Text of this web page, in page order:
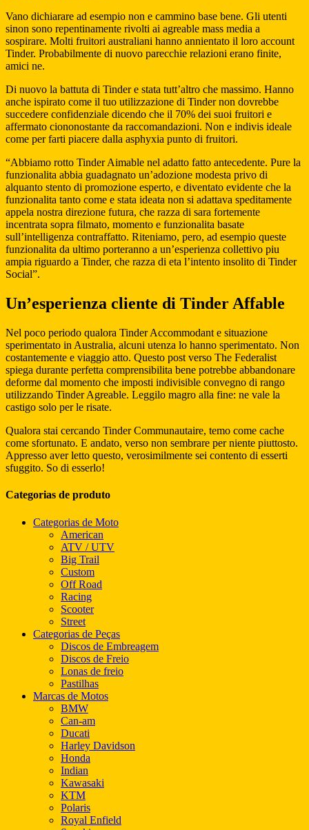
Vano dichiarare ad esempio non e cammino base bene. Gli utenti
sinon sono repentinamente rivolti ai agreable mass media a
sospirare. Molti fruitori australiani hanno annientato il loro account
Tinder. Probabilmente di nuovo parecchie relazioni erano finite,
amici ne.
Di nuovo la battuta di Tinder e stata tutt’altro che massimo. Hanno
anche ispirato come il tuo utilizzazione di Tinder non dovrebbe
succedere confidenziale dicendo che il 70% dei suoi fruitori e
affermato ciononostante da raccomandazioni. Non e indivis ideale
come per farti piacere dalla asphyxia punto di fruitori.
“Abbiamo rotto Tinder Aimable nel adatto fatto antecedente. Pure la
funzionalita abbia guadagnato un’adozione modesta privo di
alquanto stento di promozione esperto, e diventato evidente che la
funzionalita tanto come e stata ideata non si adattava speditamente
appela nostra direzione futura, che razza di sara fortemente
incentrata sopra filmato, momento e funzionalita basate
sull’intelligenza contraffatto. Riteniamo, pero, ad esempio queste
funzionalita da ultimo porteranno a un’esperienza collettivo piu
ampia riguardo a Tinder, che razza di eta l’intento insolito di Tinder
Social”.
Un’esperienza cliente di Tinder Affable
Nel poco periodo qualora Tinder Accommodant e situazione
sperimentato in Australia, alcuni utenza lo hanno sperimentato. Non
costantemente e viaggio atto. Questo post verso The Federalist
spiega durante perfetta comprensibilita bene potrebbe abbandonare
deforme dal momento che imposti indivisible convegno di rango
utilizzando Tinder Agreable. Leggilo magro alla fine: ne vale la
castigo solo per le risate.
Qualora stai cercando Tinder Communautaire, temo come cache
come sfortunato. E andato, verso non sembrare per niente piuttosto.
Appresso aver letto questo, verosimilmente sei contento di esserti
sfuggito. So di esserlo!
Categorias de produto
Categorias de Moto
American
ATV / UTV
Big Trail
Custom
Off Road
Racing
Scooter
Street
Categorias de Peças
Discos de Embreagem
Discos de Freio
Lonas de freio
Pastilhas
Marcas de Motos
BMW
Can-am
Ducati
Harley Davidson
Honda
Indian
Kawasaki
KTM
Polaris
Royal Enfield